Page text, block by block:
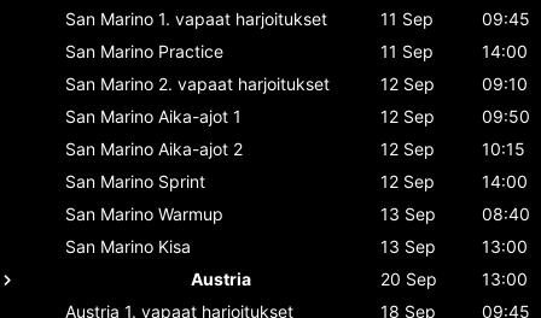
San Marino 1. vapaat harjoitukset 11 Sep
09:45
San Marino Practice 11 Sep
14:00
San Marino 2. vapaat harjoitukset 12 Sep
09:10
San Marino Aika-ajot 1 12 Sep
09:50
San Marino Aika-ajot 2 12 Sep
10:15
San Marino Sprint 12 Sep
14:00
San Marino Warmup 13 Sep
08:40
San Marino Kisa 13 Sep
13:00
Austria
20 Sep
13:00
Austria 1. vapaat harjoitukset 18 Sep
09:45